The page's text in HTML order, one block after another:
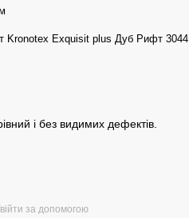
Kronotex Exquisit plus Дуб Рифт 3044
і без видимих дефектів.
за допомогою